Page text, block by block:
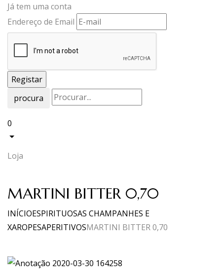
Já tem uma conta
Endereço de Email
procura
0
Loja
MARTINI BITTER 0,70
INÍCIOESPIRITUOSAS CHAMPANHES E
XAROPESAPERITIVOSMARTINI BITTER 0,70